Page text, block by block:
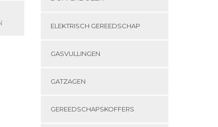
meerdereELEKTRISCH GEREEDSCHAP
GASVULLINGEN
GATZAGEN
GEREEDSCHAPSKOFFERS